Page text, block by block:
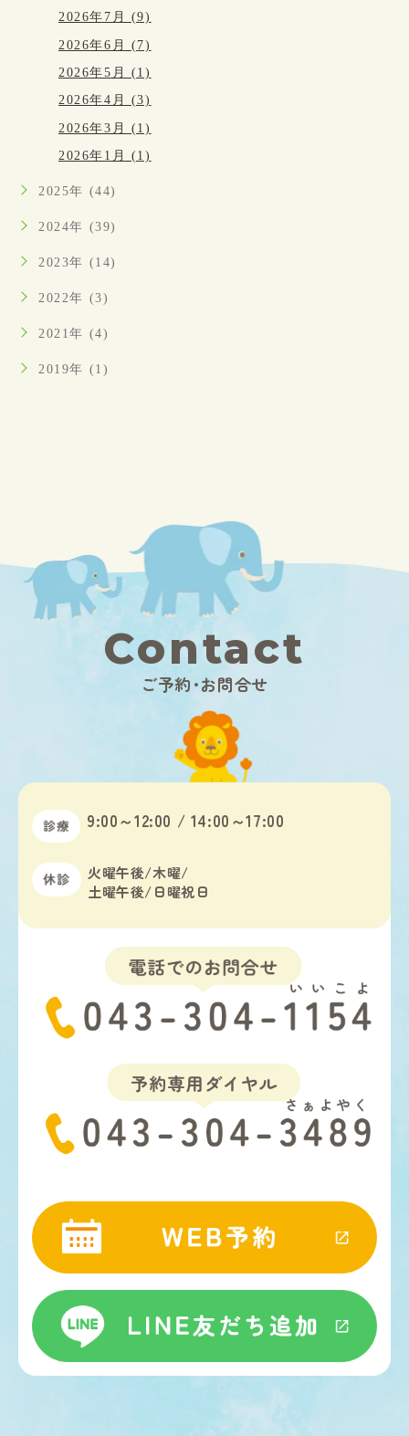
2026年7月 (9)
2026年6月 (7)
2026年5月 (1)
2026年4月 (3)
2026年3月 (1)
2026年1月 (1)
2025年 (44)
2024年 (39)
2023年 (14)
2022年 (3)
2021年 (4)
2019年 (1)
Contact
ご予約･お問合せ
9:00～12:00 / 14:00～17:00
火曜午後/木曜/
土曜午後/日曜祝日